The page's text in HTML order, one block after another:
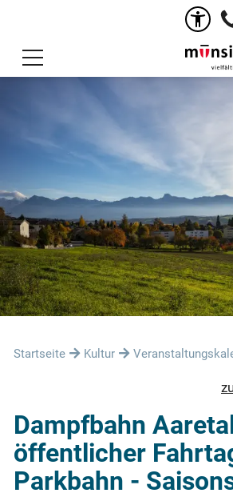
Startseite Kultur
Dampfbahn
öffentlicher
Parkbahn -